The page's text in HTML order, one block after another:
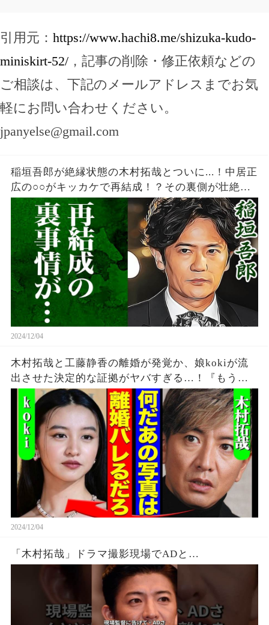
引用元： https://www.hachi8.me/shizuka-kudo-
miniskirt-52/ ，記事の削除・修正依頼などの
ご相談は、下記のメールアドレスまでお気
軽にお問い合わせください。
jpanyelse@gmail.com
稲垣吾郎が絶縁状態の木村拓哉とついに...！中居正
広の○○がキッカケで再結成！？その裏側が壮絶で
ヤバい・・
2024/12/04
木村拓哉と工藤静香の離婚が発覚か、娘kokiが流
出させた決定的な証拠がヤバすぎる…！『もう隠
しません』妻の堂々とした様子や本音に一同驚愕
【芸能】
2024/12/04
「木村拓哉」ドラマ撮影現場でADと…